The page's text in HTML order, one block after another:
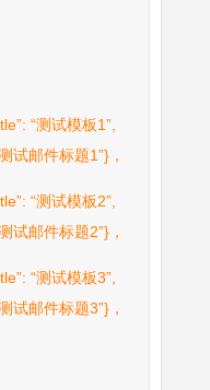
“测试模板1”,
试邮件标题1”}，
“测试模板2”,
试邮件标题2”}，
“测试模板3”,
试邮件标题3”}，